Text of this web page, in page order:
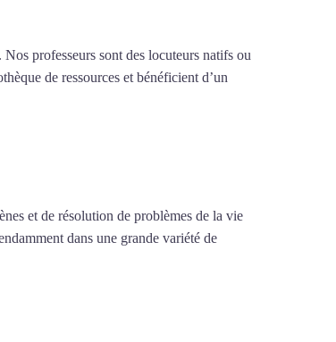
professeurs sont des locuteurs natifs ou
de ressources et bénéficient d’un
et de résolution de problèmes de la vie
dans une grande variété de